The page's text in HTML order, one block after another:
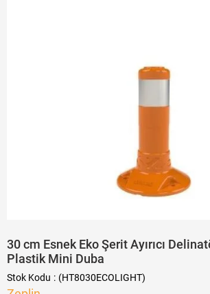
30 cm Esnek Eko Şerit Ayırıcı
Plastik Mini Duba
Stok Kodu (HT8030ECOLIGHT)